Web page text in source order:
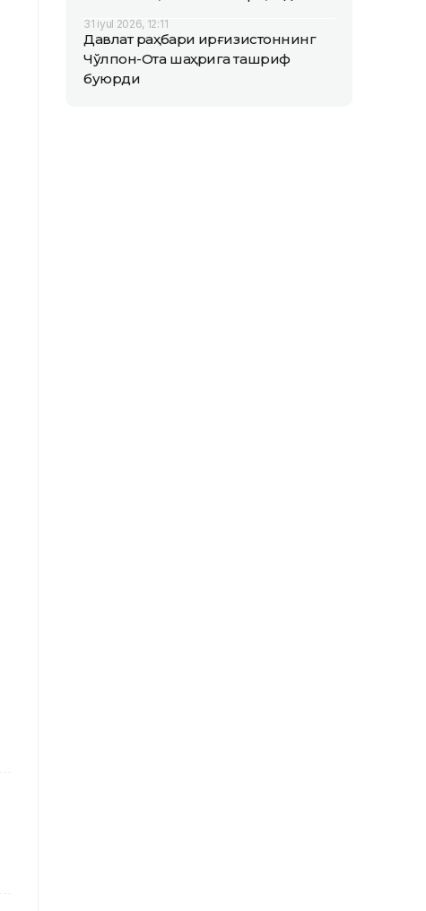
31 iyul 2026, 12:11
Давлат раҳбари Қирғизистоннинг
Чўлпон-Ота шаҳрига ташриф
буюрди